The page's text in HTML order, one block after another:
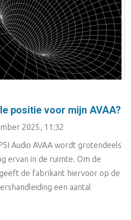
positie voor mijn AVAA?
2025, 11:32
Audio AVAA wordt grotendeels
ervan in de ruimte. Om de
de fabrikant hiervoor op de
een aantal